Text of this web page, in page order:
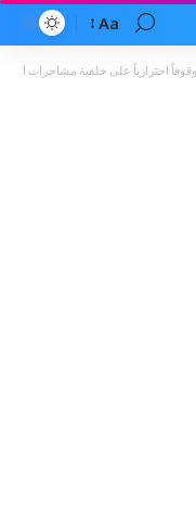
Font
Resizer
Aa